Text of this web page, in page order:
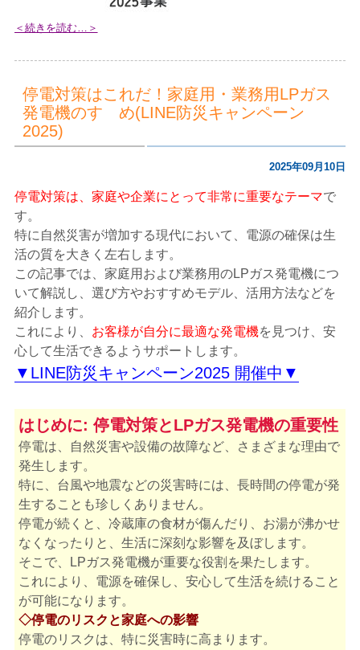
＜続きを読む…＞
停電対策はこれだ！家庭用・業務用LPガス
発電機のすゝめ(LINE防災キャンペーン
2025)
2025年09月10日
停電対策は、家庭や企業にとって非常に重要なテーマで
す。
特に自然災害が増加する現代において、電源の確保は生
活の質を大きく左右します。
この記事では、家庭用および業務用のLPガス発電機につ
いて解説し、選び方やおすすめモデル、活用方法などを
紹介します。
これにより、 お客様が自分に最適な発電機を見つけ、安
心して生活できるようサポートします。
▼LINE防災キャンペーン2025 開催中▼
はじめに: 停電対策とLPガス発電機の重要性
停電は、自然災害や設備の故障など、さまざまな理由で
発生します。
特に、台風や地震などの災害時には、長時間の停電が発
生することも珍しくありません。
停電が続くと、冷蔵庫の食材が傷んだり、お湯が沸かせ
なくなったりと、生活に深刻な影響を及ぼします。
そこで、LPガス発電機が重要な役割を果たします。
これにより、電源を確保し、安心して生活を続けること
が可能になります。
◇停電のリスクと家庭への影響
停電のリスクは、特に災害時に高まります。